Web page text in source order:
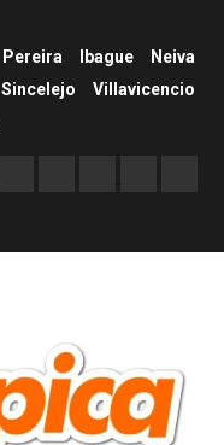
Pereira Ibague
Neiva
Sincelejo
Villavicencio